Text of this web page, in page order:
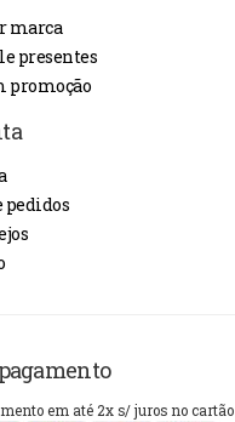
marca
presentes
promoção
pedidos
em até 2x s/ juros no cartão